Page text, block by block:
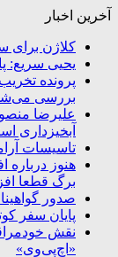
آخرین اخبار
کلاژن برای
یحیی سریع:
پرونده
بررسی
علیرضا
آبخیزداری
تاسیسات
هنوز
برگ قطعا
صدور
پایان سفر
نقش
«اچ‌پی‌وی»